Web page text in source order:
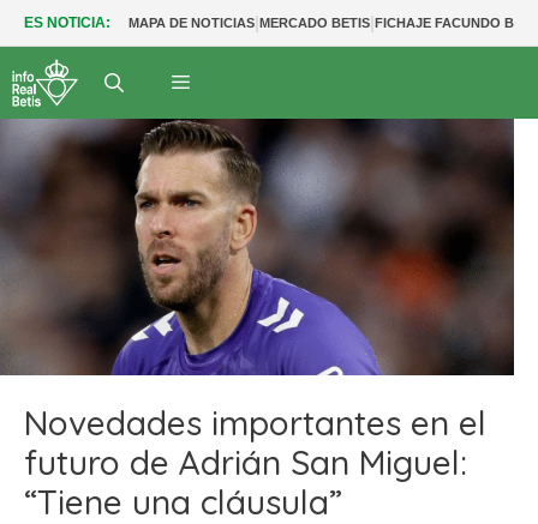
ES NOTICIA: MAPA DE NOTICIAS|MERCADO BETIS|FICHAJE FACUNDO
Novedades importantes en el
futuro de Adrián San Miguel:
“Tiene una cláusula”